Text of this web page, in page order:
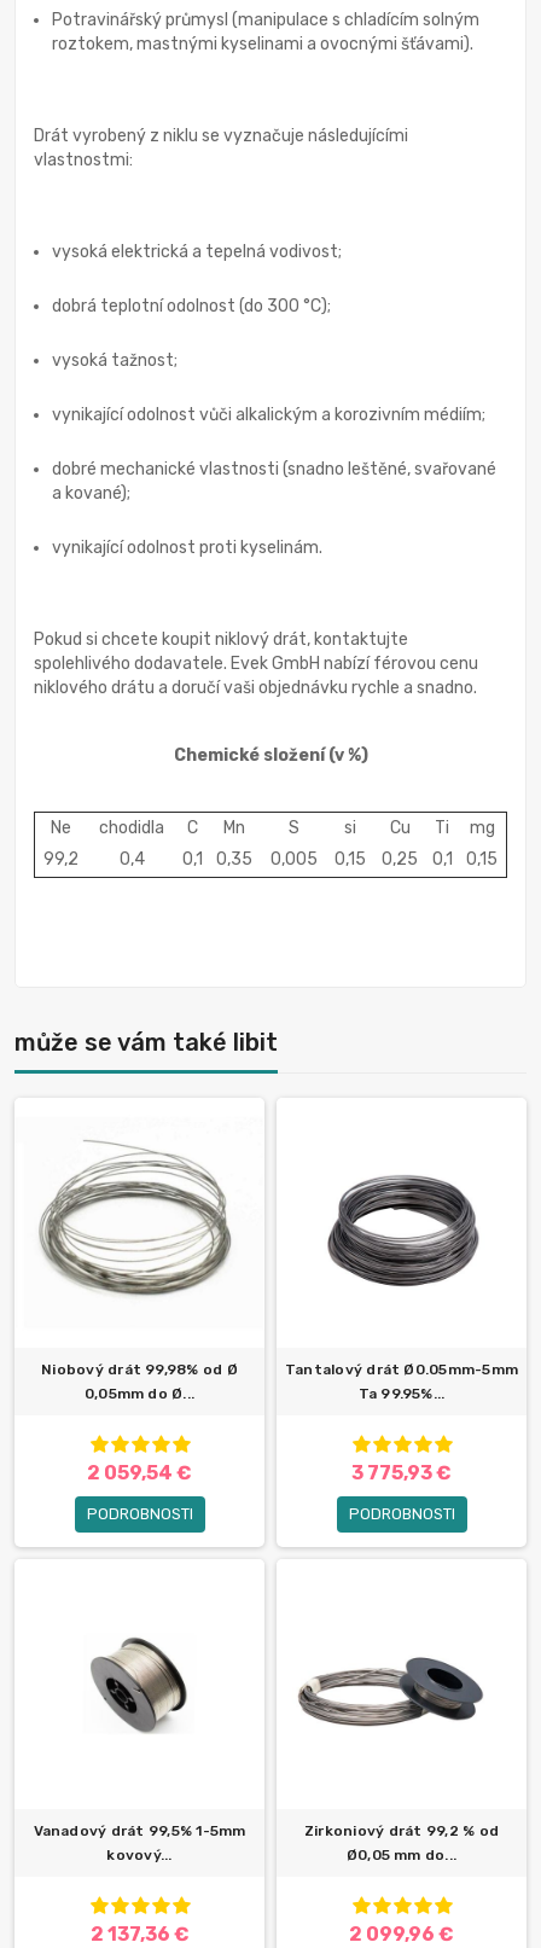
Potravinářský průmysl (manipulace s chladícím solným
roztokem, mastnými kyselinami a ovocnými šťávami).
Drát vyrobený z niklu se vyznačuje následujícími
vlastnostmi:
vysoká elektrická a tepelná vodivost;
dobrá teplotní odolnost (do 300 °C);
vysoká tažnost;
vynikající odolnost vůči alkalickým a korozivním médiím;
dobré mechanické vlastnosti (snadno leštěné, svařované
a kované);
vynikající odolnost proti kyselinám.
Pokud si chcete koupit niklový drát, kontaktujte
spolehlivého dodavatele. Evek GmbH nabízí férovou cenu
niklového drátu a doručí vaši objednávku rychle a snadno.
Chemické složení (v %)
Ne chodidla C Mn S si Cu Ti
mg
99,2
0,4 0,1 0,35 0,005 0,15 0,25 0,1 0,15
může se vám také libit
Niobový drát 99,98% od Ø
0,05mm do Ø...
2 059,54 €
PODROBNOSTI
Tantalový drát Ø0.05mm-5mm
Ta 99.95%...
3 775,93 €
PODROBNOSTI
Vanadový drát 99,5% 1-5mm
kovový...
2 137,36 €
Zirkoniový drát 99,2 % od
Ø0,05 mm do...
2 099,96 €